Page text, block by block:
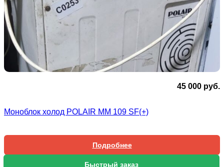
45 000 руб.
Моноблок холод POLAIR MM 109 SF(+)
Подробнее
Быстрый заказ